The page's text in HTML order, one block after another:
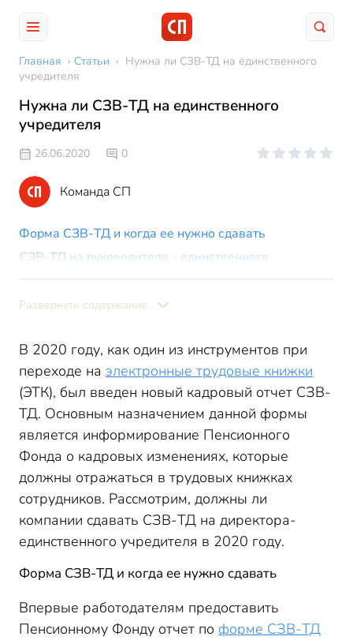
Главная › Статьи › Нужна ли СЗВ-ТД на единственного
учредителя
Нужна ли СЗВ-ТД на единственного
учредителя
26.06.2020 0
Команда СП
Форма СЗВ-ТД и когда ее нужно сдавать
СЗВ-ТД на руководителя - единственного
Развернуть содержание
В 2020 году, как один из инструментов при
переходе на электронные трудовые книжки
(ЭТК), был введен новый кадровый отчет СЗВ-
ТД. Основным назначением данной формы
является информирование Пенсионного
Фонда о кадровых изменениях, которые
должны отражаться в трудовых книжках
сотрудников. Рассмотрим, должны ли
компании сдавать СЗВ-ТД на директора-
единственного учредителя в 2020 году.
Форма СЗВ-ТД и когда ее нужно сдавать
Впервые работодателям предоставить
Пенсионному Фонду отчет по форме СЗВ-ТД